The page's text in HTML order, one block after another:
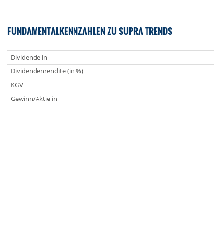
FUNDAMENTALKENNZAHLEN ZU SUPRA TRENDS
Dividende in
Dividendenrendite (in %)
KGV
Gewinn/Aktie in